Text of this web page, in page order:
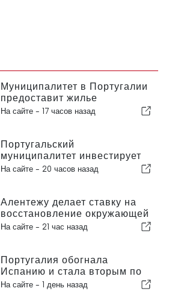
Муниципалитет в Португалии
предоставит жилье
гражданам
На сайте - 17 часов назад
Португальский
муниципалитет инвестирует
более 190 000 евро в систему
На сайте - 20 часов назад
Алентежу делает ставку на
восстановление окружающей
среды за счет европейских
На сайте - 21 час назад
Португалия обогнала
Испанию и стала вторым по
величине производителем
На сайте - 1 день назад